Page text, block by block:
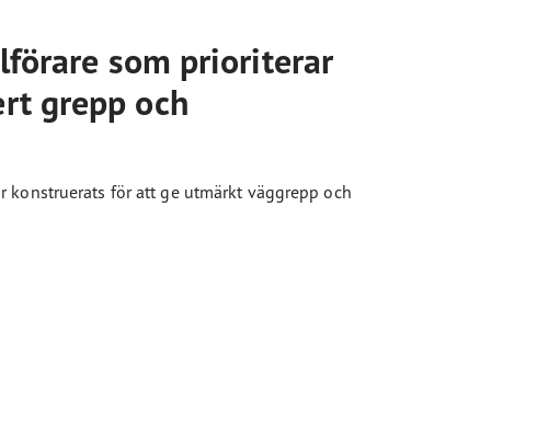
som prioriterar
grepp och
konstruerats för att ge utmärkt väggrepp och